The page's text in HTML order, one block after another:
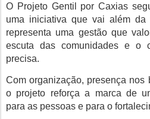
O Projeto Gentil por Caxias
uma iniciativa que vai além da
representa uma gestão que
escuta das comunidades e o
precisa.
Com organização, presença nos
o projeto reforça a marca de
para as pessoas e para o